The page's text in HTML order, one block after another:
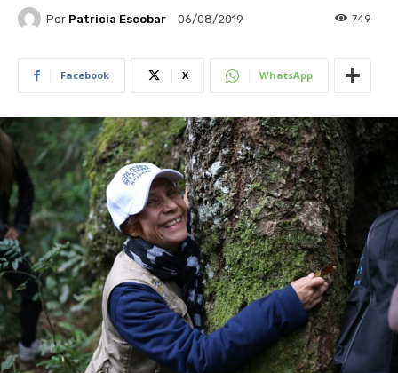
Por Patricia Escobar 06/08/2019 749
Facebook X WhatsApp